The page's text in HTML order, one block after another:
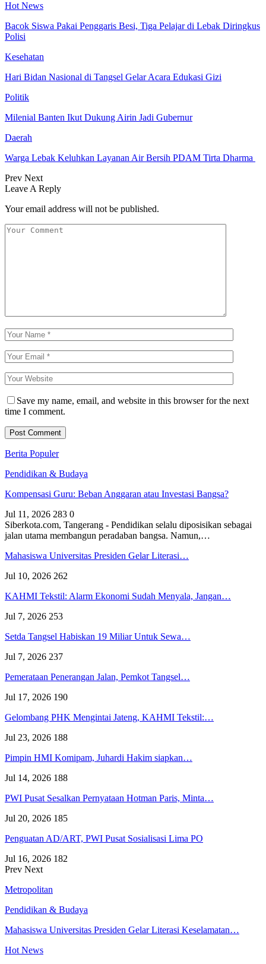
Hot News
Bacok Siswa Pakai Penggaris Besi, Tiga Pelajar di Lebak Diringkus
Polisi
Kesehatan
Hari Bidan Nasional di Tangsel Gelar Acara Edukasi Gizi
Politik
Milenial Banten Ikut Dukung Airin Jadi Gubernur
Daerah
Warga Lebak Keluhkan Layanan Air Bersih PDAM Tirta Dharma
Prev Next
Leave A Reply
Your email address will not be published.
Save my name, email, and website in this browser for the next
time I comment.
Berita Populer
Pendidikan & Budaya
Kompensasi Guru: Beban Anggaran atau Investasi Bangsa?
Jul 11, 2026 283 0
Siberkota.com, Tangerang - Pendidikan selalu diposisikan sebagai
jalan utama membangun peradaban bangsa. Namun,…
Mahasiswa Universitas Presiden Gelar Literasi…
Jul 10, 2026 262
KAHMI Tekstil: Alarm Ekonomi Sudah Menyala, Jangan…
Jul 7, 2026 253
Setda Tangsel Habiskan 19 Miliar Untuk Sewa…
Jul 7, 2026 237
Pemerataan Penerangan Jalan, Pemkot Tangsel…
Jul 17, 2026 190
Gelombang PHK Mengintai Jateng, KAHMI Tekstil:…
Jul 23, 2026 188
Pimpin HMI Komipam, Juhardi Hakim siapkan…
Jul 14, 2026 188
PWI Pusat Sesalkan Pernyataan Hotman Paris, Minta…
Jul 20, 2026 185
Penguatan AD/ART, PWI Pusat Sosialisasi Lima PO
Jul 16, 2026 182
Prev Next
Metropolitan
Pendidikan & Budaya
Mahasiswa Universitas Presiden Gelar Literasi Keselamatan…
Hot News